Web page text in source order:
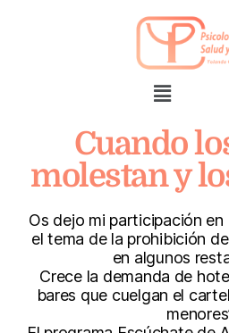
Cuando
molestan y
Os dejo mi participación
el tema de la prohibición
en algunos
Crece la demanda de
bares que cuelgan el